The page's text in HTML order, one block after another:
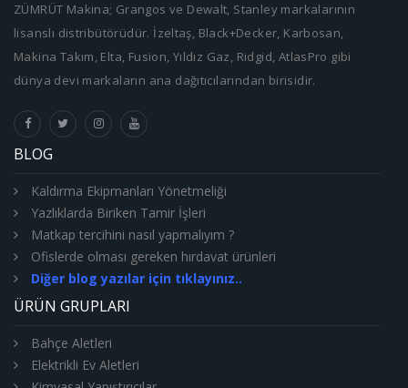
ZÜMRÜT Makina; Grangos ve Dewalt, Stanley markalarının
lisanslı distribütörüdür. İzeltaş, Black+Decker, Karbosan,
Makina Takım, Elta, Fusion, Yıldız Gaz, Ridgid, AtlasPro gibi
dünya devi markaların ana dağıtıcılarından birisidir.
BLOG
Kaldırma Ekipmanları Yönetmeliği
Yazlıklarda Biriken Tamir İşleri
Matkap tercihini nasıl yapmalıyım ?
Ofislerde olması gereken hırdavat ürünleri
Diğer blog yazılar için tıklayınız..
ÜRÜN GRUPLARI
Bahçe Aletleri
Elektrikli Ev Aletleri